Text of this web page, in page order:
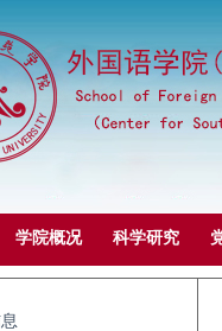
学院概况 科学研究